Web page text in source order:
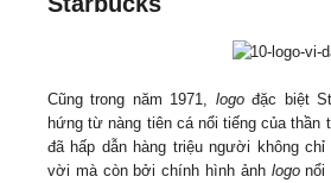
Cũng trong năm 1971, logođặc biệt
hứng từ nàng tiên cá nổi tiếng của thần
đã hấp dẫn hàng triệu người không
vời mà còn bởi chính hình ảnh logonổi